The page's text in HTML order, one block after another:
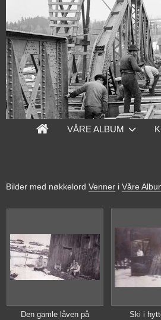
VÅRE ALBUM
Bilder med nøkkelord Venner i Våre
Den gamle låven på
Ski i